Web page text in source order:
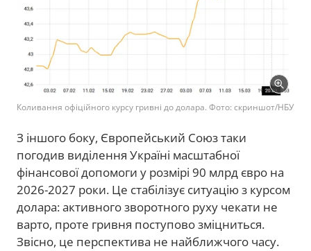
Коливання офіційного курсу гривні до долара. Фото: скриншот/НБУ
З іншого боку, Європейський Союз таки
погодив виділення Україні масштабної
фінансової допомоги у розмірі 90 млрд євро на
2026-2027 роки. Це стабілізує ситуацію з курсом
долара: активного зворотного руху чекати не
варто, проте гривня поступово зміцниться.
Звісно, це перспектива не найближчого часу.